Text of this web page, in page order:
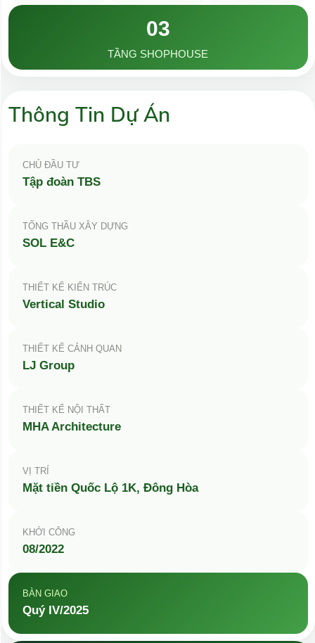
03
TẦNG SHOPHOUSE
Thông Tin Dự Án
CHỦ ĐẦU TƯ
Tập đoàn TBS
TỔNG THẦU XÂY DỰNG
SOL E&C
THIẾT KẾ KIẾN TRÚC
Vertical Studio
THIẾT KẾ CẢNH QUAN
LJ Group
THIẾT KẾ NỘI THẤT
MHA Architecture
VỊ TRÍ
Mặt tiền Quốc Lộ 1K, Đông Hòa
KHỞI CÔNG
08/2022
BÀN GIAO
Quý IV/2025